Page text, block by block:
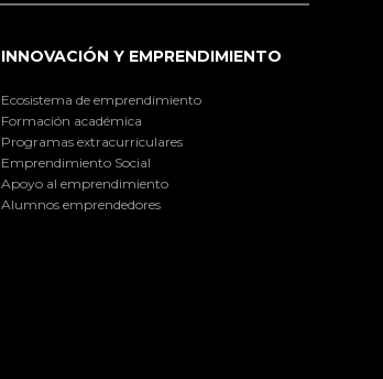
INNOVACIÓN Y EMPRENDIMIENTO
Ecosistema de emprendimiento
Formación académica
Programas extracurriculares
Emprendimiento Social
Apoyo al emprendimiento
Alumnos emprendedores